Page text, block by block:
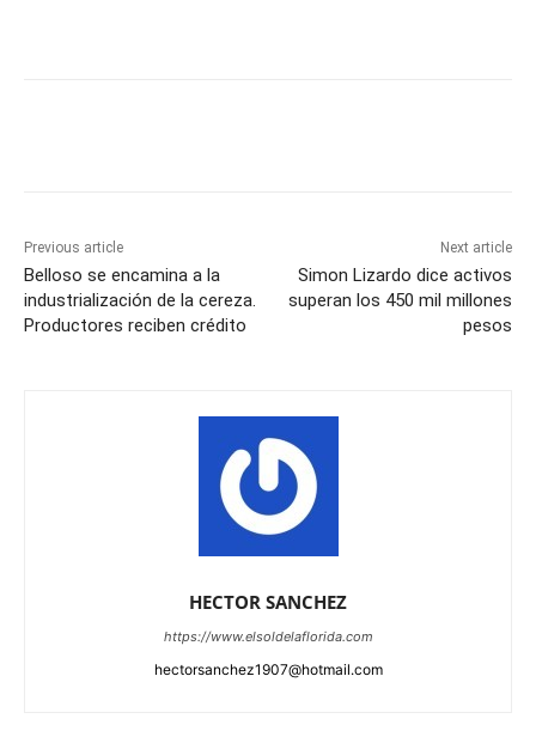
Previous article
Belloso se encamina a la
industrialización de la cereza.
Productores reciben crédito
Next article
Simon Lizardo dice activos
superan los 450 mil millones
pesos
HECTOR SANCHEZ
https://www.elsoldelaflorida.com
hectorsanchez1907@hotmail.com